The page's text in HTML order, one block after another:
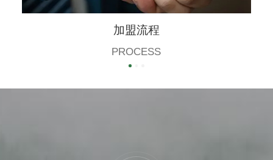
加盟流程
PROCESS